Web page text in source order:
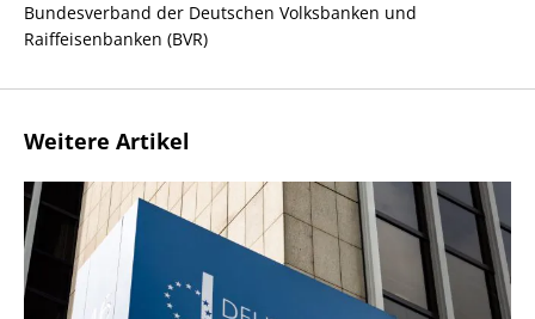
Bundesverband der Deutschen Volksbanken und
Raiffeisenbanken (BVR)
Weitere Artikel